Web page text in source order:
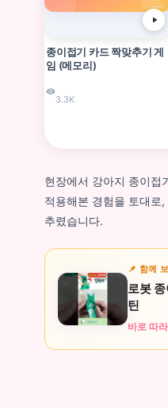
종이접기 카드 짝맞추기 게
임 (메모리)
3.3K
현장에서 강아지 종이접
적용해본 경험을 토대로
추렸습니다.
📌 함께
로봇
틴
바로 따